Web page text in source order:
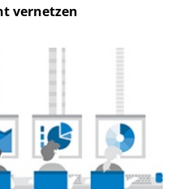
vernetzen